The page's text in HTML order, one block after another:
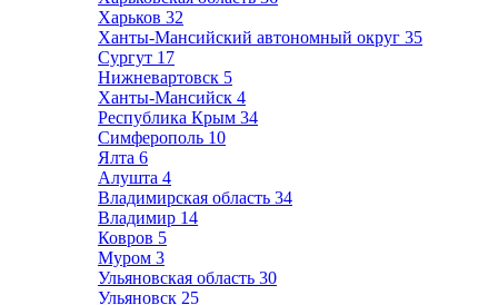
Харьков 32
Ханты-Мансийский автономный округ 35
Сургут 17
Нижневартовск 5
Ханты-Мансийск 4
Республика Крым 34
Симферополь 10
Ялта 6
Алушта 4
Владимирская область 34
Владимир 14
Ковров 5
Муром 3
Ульяновская область 30
Ульяновск 25